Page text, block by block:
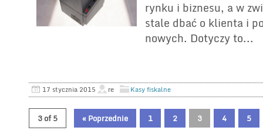
rynku i biznesu, a w
stale dbać o klienta i
nowych. Dotyczy to...
17 stycznia 2015 re Kasy fiskalne
3 of 5 « Poprzednie 1 2 3 4 5